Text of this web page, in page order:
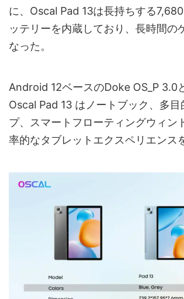
に、Oscal Pad 13は長持ちする
ッテリーを内蔵しており、長時間の
なった。
Android 12ベースのDoke OS_P 3.0
Oscal Pad 13 はノートブック、多目
プ、スマートフローティングウィン
率的なタブレットエクスペリエンス